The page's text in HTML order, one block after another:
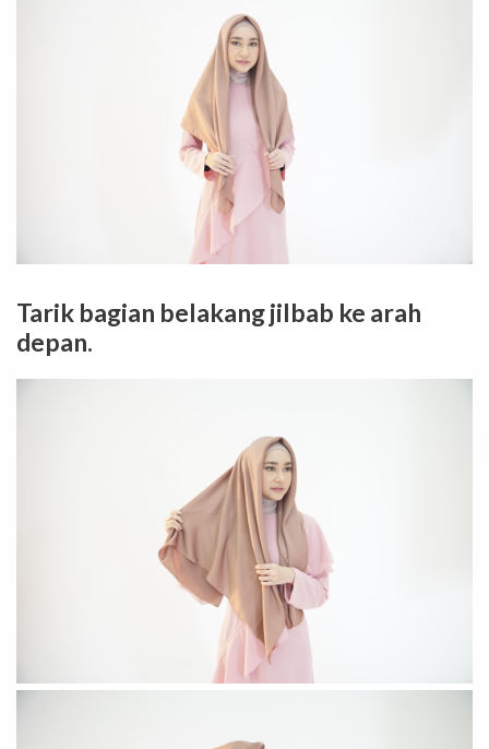
Tarik bagian belakang jilbab ke arah
depan.